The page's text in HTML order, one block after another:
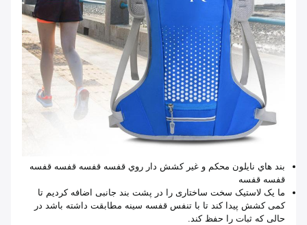
بند هاي نايلون محکم و غير کشش دار روي قفسه قفسه قفسه قفسه
قفسه قفسه
ما یک لاستیک سخت ساختاری را در پشت بند جانبی اضافه کردیم تا
کمی کشش پیدا کند تا با تنفس قفسه سینه مطابقت داشته باشد در
حالی که ثبات را حفظ کند.